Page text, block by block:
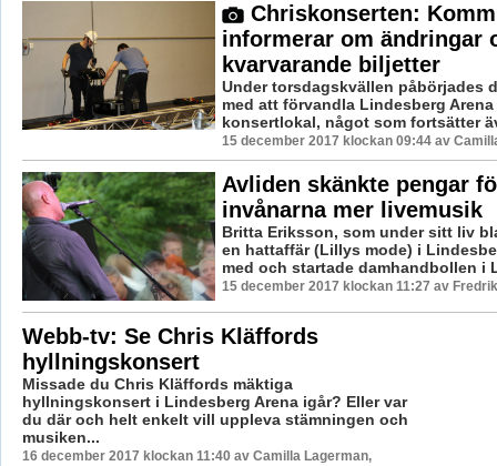
Chriskonserten:
informerar om ändringar
kvarvarande biljetter
Under torsdagskvällen påbörjades
med att förvandla Lindesberg
konsertlokal, något som fortsätter
15 december 2017 klockan 09:44 av
Avliden skänkte pengar
invånarna mer livemusik
Britta Eriksson, som under sitt liv
en hattaffär (Lillys mode) i
med och startade damhandbollen i
15 december 2017 klockan 11:27 av
Webb-tv: Se Chris Kläffords
hyllningskonsert
Missade du Chris Kläffords mäktiga
hyllningskonsert i Lindesberg Arena igår? Eller var
du där och helt enkelt vill uppleva stämningen och
musiken...
16 december 2017 klockan 11:40 av Camilla Lagerman,